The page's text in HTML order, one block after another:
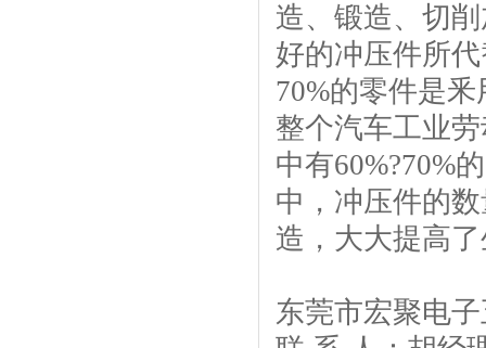
造、锻造、切
好的冲压件所
70%的零件是
整个汽车工业
中有60%?70%
中，冲压件的
造，大大提高
东莞市宏聚电